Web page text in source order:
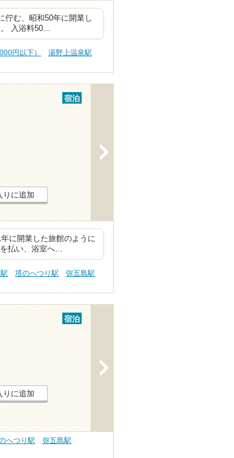
佇む、昭和50年に開業し
。 入浴料50…
円以下）
湯野上温泉駅
宿泊
りに追加
に開業した旅館のように
払い、浴室へ…
塔のへつり駅
弥五島駅
宿泊
りに追加
へつり駅
弥五島駅